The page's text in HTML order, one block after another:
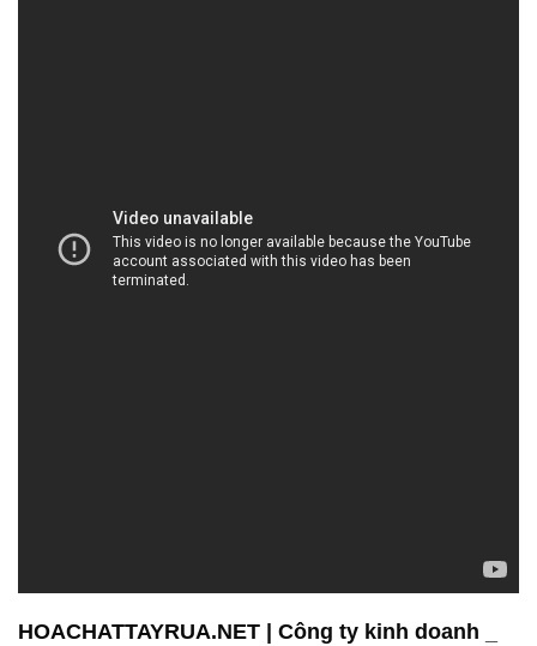
HOACHATTAYRUA.NET | Công ty kinh doanh _